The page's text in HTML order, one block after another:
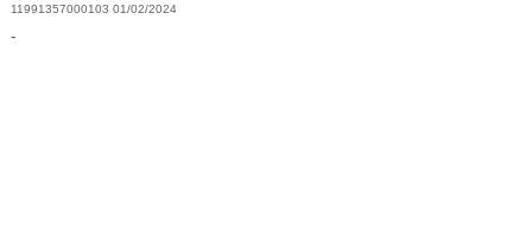
11991357000103 01/02/2024
-